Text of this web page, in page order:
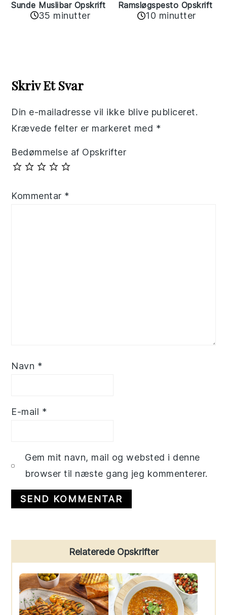
Sunde Muslibar Opskrift
35 minutter
Ramsløgspesto Opskrift
10 minutter
Interactions
Skriv Et Svar
Din e-mailadresse vil ikke blive publiceret.
Krævede felter er markeret med *
Bedømmelse af Opskrifter
Kommentar *
Navn *
E-mail *
Gem mit navn, mail og websted i denne
browser til næste gang jeg kommenterer.
Sidebar
Relaterede Opskrifter